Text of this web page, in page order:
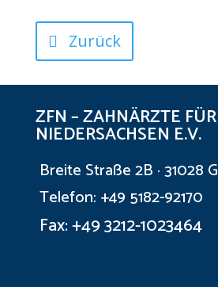
Zurück
ZFN – ZAHNÄRZTE FÜR
NIEDERSACHSEN E.V.
Breite Straße 2B · 31028
Telefon: +49 5182-92170
Fax: +49 3212-1023464